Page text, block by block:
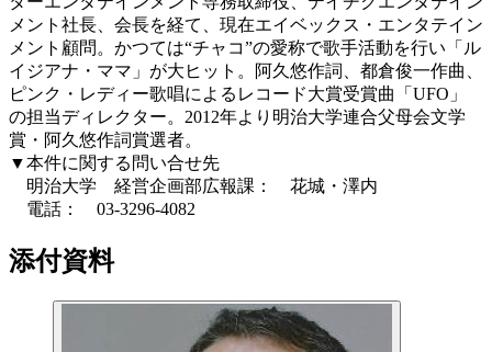
メント社長、会長を経て、現在エイベックス・エンタテイン
メント顧問。かつては“チャコ”の愛称で歌手活動を行い「ル
イジアナ・ママ」が大ヒット。阿久悠作詞、都倉俊一作曲、
ピンク・レディー歌唱によるレコード大賞受賞曲「UFO」
の担当ディレクター。2012年より明治大学連合父母会文学
賞・阿久悠作詞賞選者。
▼本件に関する問い合せ先
明治大学 経営企画部広報課： 花城・澤内
電話： 03-3296-4082
添付資料